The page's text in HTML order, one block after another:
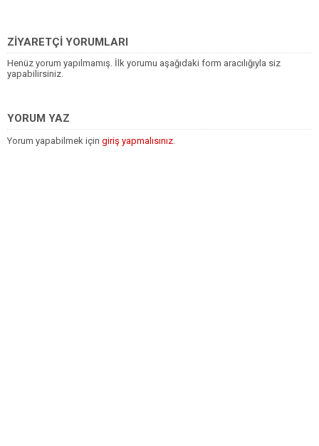
ZİYARETÇİ YORUMLARI
Henüz yorum yapılmamış. İlk yorumu aşağıdaki form aracılığıyla siz
yapabilirsiniz.
YORUM YAZ
Yorum yapabilmek için giriş yapmalısınız.